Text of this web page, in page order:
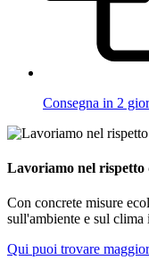
Consegna in 2
Lavoriamo nel rispetto
Con concrete misure
sull'ambiente e sul clima
Qui puoi trovare